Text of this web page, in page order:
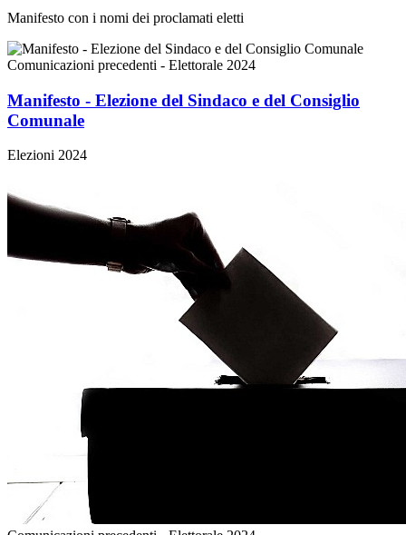
Manifesto con i nomi dei proclamati eletti
Comunicazioni precedenti - Elettorale 2024
Manifesto - Elezione del Sindaco e del Consiglio
Comunale
Elezioni 2024